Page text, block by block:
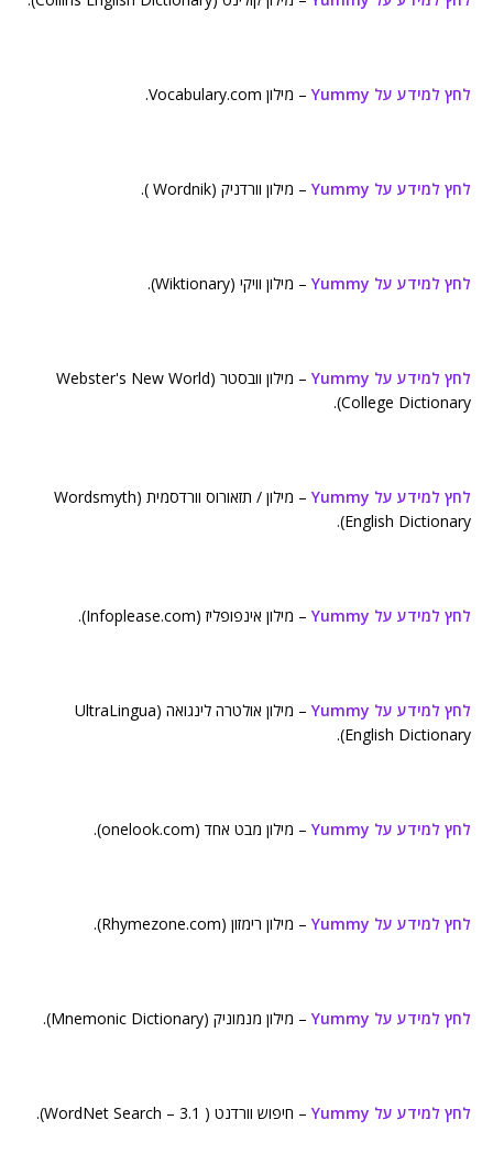
לחץ למידע על Yummy – מילון Vocabulary.com.
לחץ למידע על Yummy – מילון וורדניק (Wordnik ).
לחץ למידע על Yummy – מילון וויקי (Wiktionary).
לחץ למידע על Yummy
– מילון וובסטר (Webster's New World
College Dictionary).
לחץ למידע על Yummy
– מילון / תזאורוס וורדסמית (Wordsmyth
English Dictionary).
לחץ למידע על Yummy – מילון אינפופליז (Infoplease.com).
לחץ למידע על Yummy
– מילון אולטרה לינגואה (UltraLingua
English Dictionary).
לחץ למידע על Yummy – מילון מבט אחד (onelook.com).
לחץ למידע על Yummy – מילון רימזון (Rhymezone.com).
לחץ למידע על Yummy – מילון מנמוניק (Mnemonic Dictionary).
לחץ למידע על Yummy – חיפוש וורדנט ( WordNet Search – 3.1).